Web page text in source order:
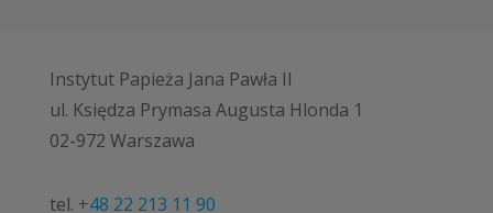
Instytut Papieża Jana Pawła II
ul. Księdza Prymasa Augusta Hlonda 1
02-972 Warszawa
tel. +48 22 213 11 90